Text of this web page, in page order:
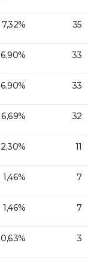
7,32% 35
6,90% 33
6,90% 33
6,69% 32
2,30% 11
1,46% 7
1,46% 7
0,63% 3